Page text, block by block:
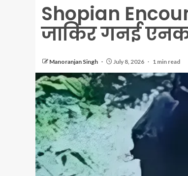
Shopian
जाकिर गनई
Manoranjan Singh July 8, 2026 1 min read